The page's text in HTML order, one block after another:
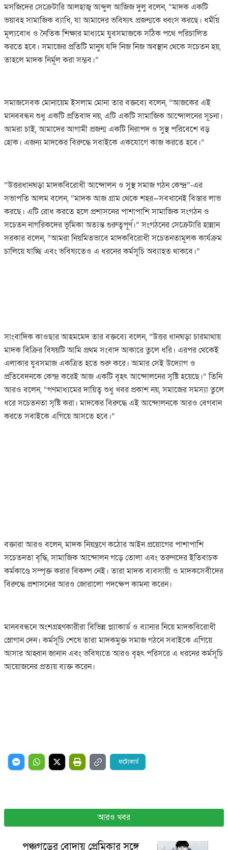
মসজিদের সেক্রেটারি আলহাজ্ব আব্দুল আজিজ দুলু বলেন, “মাদক একটি
ভয়াবহ সামাজিক ব্যাধি, যা আমাদের ভবিষ্যৎ প্রজন্মকে ধ্বংস করছে। ধর্মীয়
মূল্যবোধ ও নৈতিক শিক্ষার মাধ্যমে যুবসমাজকে সঠিক পথে পরিচালিত
করতে হবে। সমাজের প্রতিটি মানুষ যদি নিজ নিজ অবস্থান থেকে সচেতন হয়,
তাহলে মাদক নির্মূল করা সম্ভব।”
‎সমাজসেবক মোনায়েম ইসলাম মোনা তার বক্তব্যে বলেন, “আজকের এই
মানববন্ধন শুধু একটি প্রতিবাদ নয়, এটি একটি সামাজিক আন্দোলনের সূচনা।
আমরা চাই, আমাদের আগামী প্রজন্ম একটি নিরাপদ ও সুস্থ পরিবেশে বড়
হোক। এজন্য মাদকের বিরুদ্ধে সবাইকে একযোগে কাজ করতে হবে।”
‎“উত্তরধানঘড়া মাদকবিরোধী আন্দোলন ও সুস্থ সমাজ গঠন কেন্দ্র”-এর
সভাপতি আলম বলেন, “মাদক আজ গ্রাম থেকে শহর—সবখানেই বিস্তার লাভ
করছে। এটি রোধ করতে হলে প্রশাসনের পাশাপাশি সামাজিক সংগঠন ও
সচেতন নাগরিকদের ভূমিকা অত্যন্ত গুরুত্বপূর্ণ।” সংগঠনের সেক্রেটারি হান্নান
সরকার বলেন, “আমরা নিয়মিতভাবে মাদকবিরোধী সচেতনতামূলক কার্যক্রম
চালিয়ে যাচ্ছি এবং ভবিষ্যতেও এ ধরনের কর্মসূচি অব্যাহত থাকবে।”
‎সাংবাদিক কাওছার আহমমেদ তার বক্তব্যে বলেন, “উত্তর ধানঘড়া চারমাথায়
মাদক বিক্রির বিষয়টি আমি প্রথম সংবাদ আকারে তুলে ধরি। এরপর থেকেই
এলাকার যুবসমাজ একত্রিত হতে শুরু করে। আমার সেই উদ্যোগ ও
প্রতিবেদনকে কেন্দ্র করেই আজ একটি বৃহৎ আন্দোলনের সৃষ্টি হয়েছে।” তিনি
আরও বলেন, “গণমাধ্যমের দায়িত্ব শুধু খবর প্রকাশ নয়, সমাজের সমস্যা তুলে
ধরে সচেতনতা সৃষ্টি করা। মাদকের বিরুদ্ধে এই আন্দোলনকে আরও বেগবান
করতে সবাইকে এগিয়ে আসতে হবে।”
‎বক্তারা আরও বলেন, মাদক নিয়ন্ত্রণে কঠোর আইন প্রয়োগের পাশাপাশি
সচেতনতা বৃদ্ধি, সামাজিক আন্দোলন গড়ে তোলা এবং তরুণদের ইতিবাচক
কর্মকাণ্ডে সম্পৃক্ত করার বিকল্প নেই। তারা মাদক ব্যবসায়ী ও মাদকসেবীদের
বিরুদ্ধে প্রশাসনের আরও জোরালো পদক্ষেপ কামনা করেন।
‎মানববন্ধনে অংশগ্রহণকারীরা বিভিন্ন প্ল্যাকার্ড ও ব্যানার নিয়ে মাদকবিরোধী
স্লোগান দেন। কর্মসূচি শেষে তারা মাদকমুক্ত সমাজ গঠনে সবাইকে এগিয়ে
আসার আহ্বান জানান এবং ভবিষ্যতে আরও বৃহৎ পরিসরে এ ধরনের কর্মসূচি
আয়োজনের প্রত্যয় ব্যক্ত করেন।
ফটোকার্ড
আরও খবর
পঞ্চগড়ের বোদায় প্রেমিকার সঙ্গে